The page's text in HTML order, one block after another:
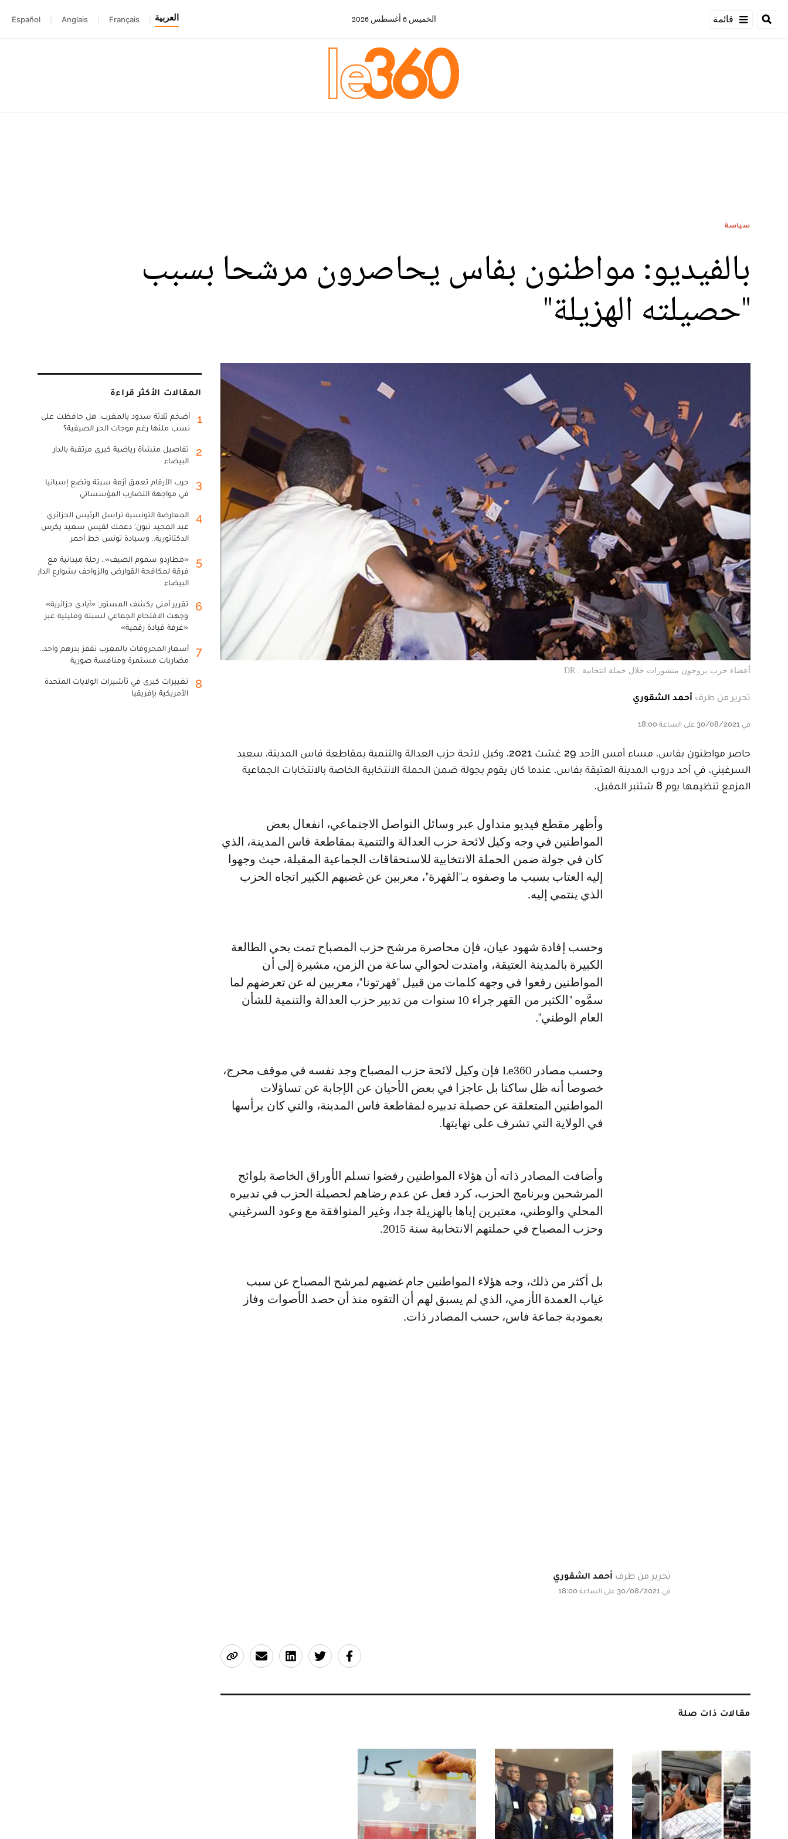
قائمة الخميس 6 أغسطس 2026 العربية Français
Anglais
Español
سياسة
بالفيديو: مواطنون بفاس يحاصرون مرشحا بسبب
"حصيلته الهزيلة"
أعضاء حزب يروجون منشورات خلال حملة انتخابية . DR
تحرير من طرف أحمد الشقوري
في 30/08/2021 على الساعة 18:00
حاصر مواطنون بفاس، مساء أمس الأحد 29 غشت 2021، وكيل لائحة حزب العدالة والتنمية بمقاطعة فاس المدينة، سعيد
السرغيني، في أحد دروب المدينة العتيقة بفاس، عندما كان يقوم بجولة ضمن الحملة الانتخابية الخاصة بالانتخابات الجماعية
المزمع تنظيمها يوم 8 شتنبر المقبل.
وأظهر مقطع فيديو متداول عبر وسائل التواصل الاجتماعي، انفعال بعض
المواطنين في وجه وكيل لائحة حزب العدالة والتنمية بمقاطعة فاس المدينة، الذي
كان في جولة ضمن الحملة الانتخابية للاستحقاقات الجماعية المقبلة، حيث وجهوا
إليه العتاب بسبب ما وصفوه بـ"القهرة"، معربين عن غضبهم الكبير اتجاه الحزب
الذي ينتمي إليه.
وحسب إفادة شهود عيان، فإن محاصرة مرشح حزب المصباح تمت بحي الطالعة
الكبيرة بالمدينة العتيقة، وامتدت لحوالي ساعة من الزمن، مشيرة إلى أن
المواطنين رفعوا في وجهه كلمات من قبيل "قهرتونا"، معربين له عن تعرضهم لما
سمَّوه "الكثير من القهر جراء 10 سنوات من تدبير حزب العدالة والتنمية للشأن
العام الوطني".
وحسب مصادر Le360 فإن وكيل لائحة حزب المصباح وجد نفسه في موقف محرج،
خصوصا أنه ظل ساكتا بل عاجزا في بعض الأحيان عن الإجابة عن تساؤلات
المواطنين المتعلقة عن حصيلة تدبيره لمقاطعة فاس المدينة، والتي كان يرأسها
في الولاية التي تشرف على نهايتها.
وأضافت المصادر ذاته أن هؤلاء المواطنين رفضوا تسلم الأوراق الخاصة بلوائح
المرشحين وبرنامج الحزب، كرد فعل عن عدم رضاهم لحصيلة الحزب في تدبيره
المحلي والوطني، معتبرين إياها بالهزيلة جدا، وغير المتوافقة مع وعود السرغيني
وحزب المصباح في حملتهم الانتخابية سنة 2015.
بل أكثر من ذلك، وجه هؤلاء المواطنين جام غضبهم لمرشح المصباح عن سبب
غياب العمدة الأزمي، الذي لم يسبق لهم أن التقوه منذ أن حصد الأصوات وفاز
بعمودية جماعة فاس، حسب المصادر ذات.
تحرير من طرف أحمد الشقوري
في 30/08/2021 على الساعة 18:00
مقالات ذات صلة
المقالات الأكثر قراءة
1
أضخم ثلاثة سدود بالمغرب: هل حافظت على
نسب ملئها رغم موجات الحر الصيفية؟
2
تفاصيل منشأة رياضية كبرى مرتقبة بالدار
البيضاء
3
حرب الأرقام تعمق أزمة سبتة وتضع إسبانيا
في مواجهة التضارب المؤسساتي
4
المعارضة التونسية تراسل الرئيس الجزائري
عبد المجيد تبون: دعمك لقيس سعيد يكرس
الدكتاتورية.. وسيادة تونس خط أحمر
5
«مطارِدو سموم الصيف».. رحلة ميدانية مع
فرقة لمكافحة القوارض والزواحف بشوارع الدار
البيضاء
6
تقرير أمني يكشف المستور: «أيادي جزائرية»
وجهت الاقتحام الجماعي لسبتة ومليلية عبر
«غرفة قيادة رقمية»
7
أسعار المحروقات بالمغرب تقفز بدرهم واحد..
مضاربات مستمرة ومنافسة صورية
8
تغييرات كبرى في تأشيرات الولايات المتحدة
الأمريكية بإفريقيا